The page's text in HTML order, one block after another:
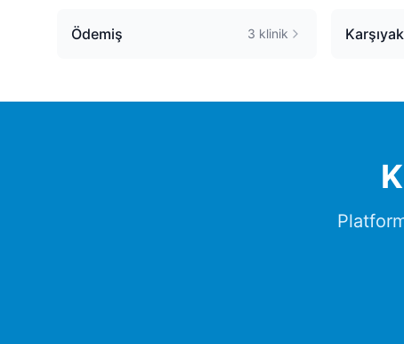
Ödemiş 3 klinik